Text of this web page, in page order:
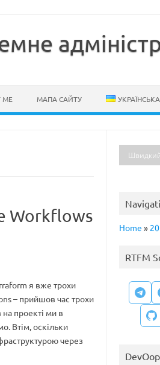
ME МАПА САЙТУ УКРАЇНСЬКА
Workflows
я вже трохи
– прийшов час трохи
проекті ми в
Втім, оскільки
через
Home »
RTFM